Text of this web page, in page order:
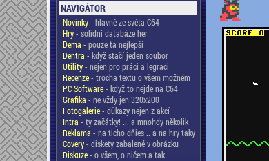
NAVIGÁTOR
Novinky- hlavně ze světa C64
Hry- solidní databáze her
Dema - pouze ta nejlepší
Dentra - když stačí jeden soubor
Utility- nejen pro práci a legraci
Recenze- trocha textu o všem možném
PC Software- když to nejde na C64
Grafika - ne vždy jen 320x200
Fotogalerie- důkazy nejen z akcí
Intra - ty začátky! ... a mnohdy několik
Reklama - na ticho dňies .. a na hry taky
Covery- diskety zabalené v obrázku
Diskuze- o všem, o ničem a tak